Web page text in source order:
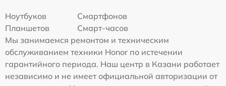
Ноутбуков
Смартфонов
Планшетов
Смарт-часов
Мы занимаемся ремонтом и техническим
обслуживанием техники Honor по истечении
гарантийного периода. Наш центр в Казани работает
независимо и не имеет официальной авторизации от